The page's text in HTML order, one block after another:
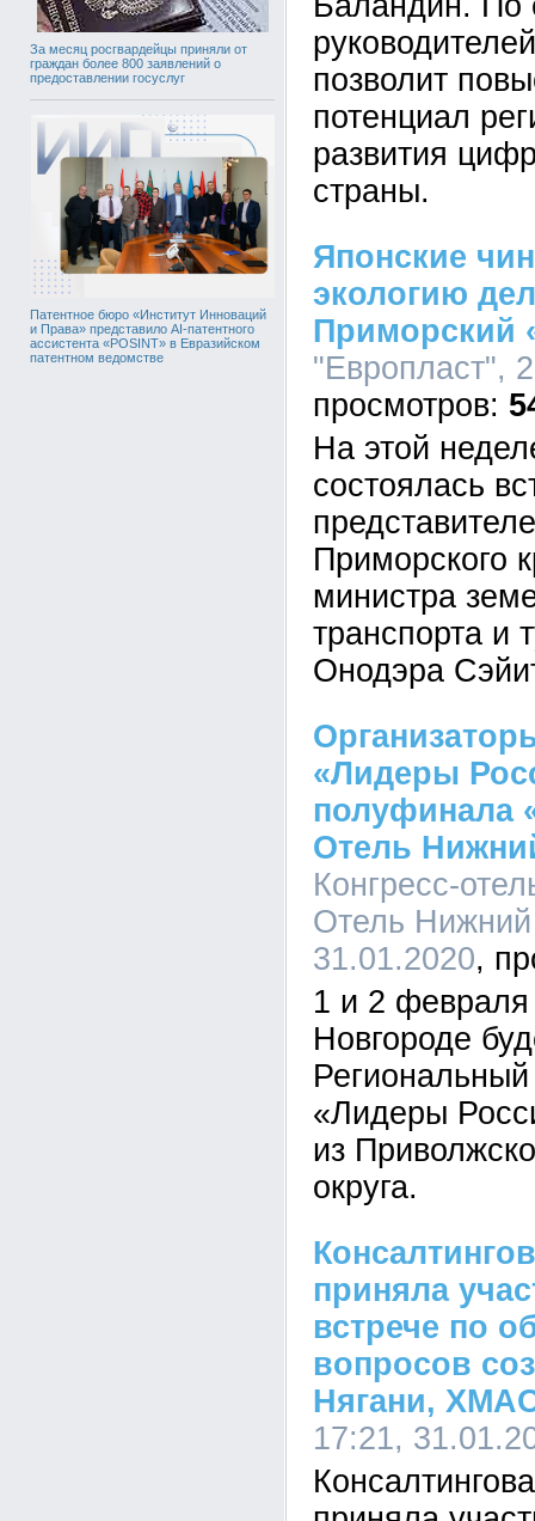
За месяц росгвардейцы приняли от
граждан более 800 заявлений о
предоставлении госуслуг
Патентное бюро «Институт Инноваций
и Права» представило AI-патентного
ассистента «POSINT» в Евразийском
патентном ведомстве
позволит
потенциал
развития
страны.
Японские
экологию
Приморский
"Европласт",
На этой
состоялась
Приморского
министра
транспорта и
Онодэра
«Лидеры
полуфинала
Отель
Конгресс-
Отель
31.01.2020
1 и 2
Новгороде
«Лидеры
из
округа.
приняла
встрече по
вопросов
Нягани,
17:21,